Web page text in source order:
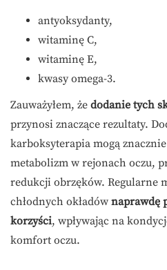
antyoksydanty,
witaminę C,
witaminę E,
kwasy omega-3.
Zauważyłem, że dodanie tych
przynosi znaczące rezultaty.
karboksyterapia mogą
metabolizm w rejonach oczu,
redukcji obrzęków. Regularne
chłodnych okładów naprawdę
korzyści, wpływając na
komfort oczu.